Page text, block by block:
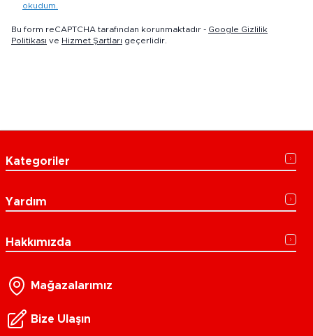
okudum.
Bu form reCAPTCHA tarafından korunmaktadır - Google Gizlilik
Politikası ve Hizmet Şartları geçerlidir.
Kategoriler
Yardım
Hakkımızda
Mağazalarımız
Bize Ulaşın